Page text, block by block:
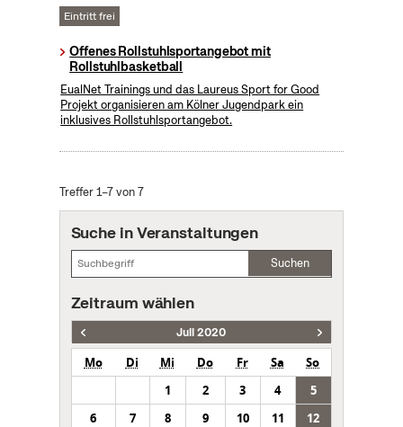
Eintritt frei
Offenes Rollstuhlsportangebot mit
Rollstuhlbasketball
EualNet Trainings und das Laureus Sport for Good
Projekt organisieren am Kölner Jugendpark ein
inklusives Rollstuhlsportangebot.
Treffer 1–7 von 7
Suche in Veranstaltungen
Suchen
Zeitraum wählen
Juli 2020
Mo Di Mi Do Fr Sa
So
1
2 3 4
5
6
7 8 9 10 11
12